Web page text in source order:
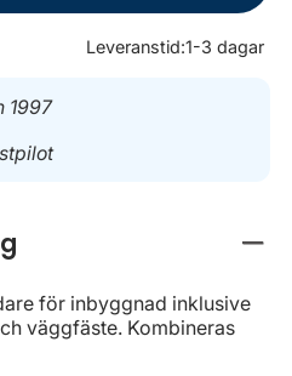
Leveranstid:1-3 dagar
1997
för inbyggnad inklusive
väggfäste. Kombineras